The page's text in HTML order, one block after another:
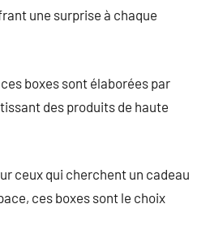
une surprise à chaque
boxes sont élaborées par
des produits de haute
ceux qui cherchent un cadeau
ces boxes sont le choix